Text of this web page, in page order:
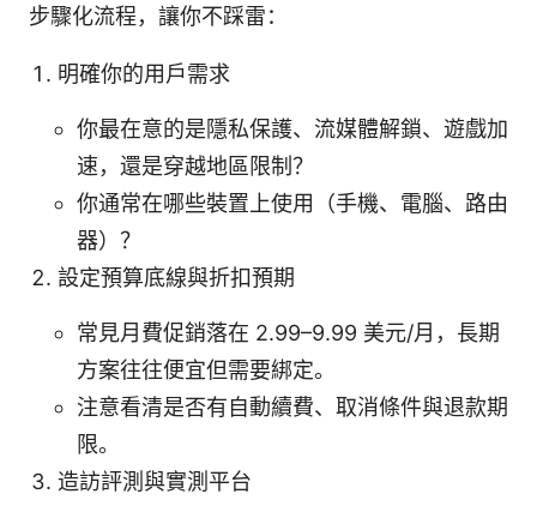
步驟化流程，讓你不踩雷：
明確你的用戶需求
你最在意的是隱私保護、流媒體解鎖、遊戲加
速，還是穿越地區限制？
你通常在哪些裝置上使用（手機、電腦、路由
器）？
設定預算底線與折扣預期
常見月費促銷落在 2.99–9.99 美元/月，長期
方案往往便宜但需要綁定。
注意看清是否有自動續費、取消條件與退款期
限。
造訪評測與實測平台